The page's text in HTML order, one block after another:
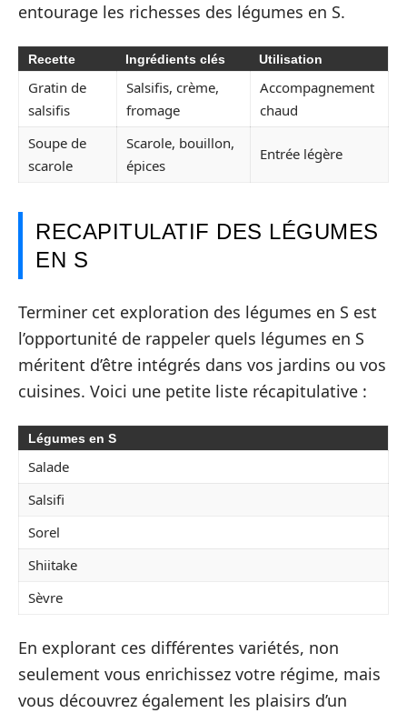
entourage les richesses des légumes en S.
Recette Ingrédients clés Utilisation
Gratin de
salsifis
Salsifis, crème,
fromage
Accompagnement
chaud
Soupe de
scarole
Scarole, bouillon,
épices
Entrée légère
RECAPITULATIF DES LÉGUMES
EN S
Terminer cet exploration des légumes en S est
l’opportunité de rappeler quels légumes en S
méritent d’être intégrés dans vos jardins ou vos
cuisines. Voici une petite liste récapitulative :
Légumes en S
Salade
Salsifi
Sorel
Shiitake
Sèvre
En explorant ces différentes variétés, non
seulement vous enrichissez votre régime, mais
vous découvrez également les plaisirs d’un